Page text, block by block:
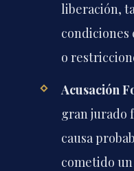
liberación,
o
Acusación
gran jurado
causa
cometido